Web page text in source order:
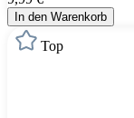
In den Warenkorb
Top